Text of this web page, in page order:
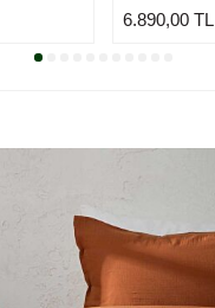
6.890,00TL